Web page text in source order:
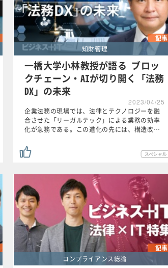
記事
知財管理
一橋大学小林教授が語る ブロッ
クチェーン・AIが切り開く「法務
DX」の未来
2023/04/25
企業法務の現場では、法律とテクノロジーを融
合させた「リーガルテック」による業務の効率
化が急務である。この進化の先には、構造改…
記事
コンプライアンス総論